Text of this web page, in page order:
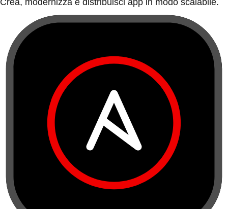
Crea, modernizza e distribuisci app in modo scalabile.